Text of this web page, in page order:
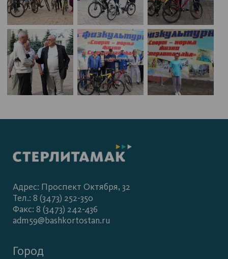
Адрес: Проспект Октября, 32
Тел.: 8 (3473) 252-350
Факс: 8 (3473) 242-436
adm59@bashkortostan.ru
Город